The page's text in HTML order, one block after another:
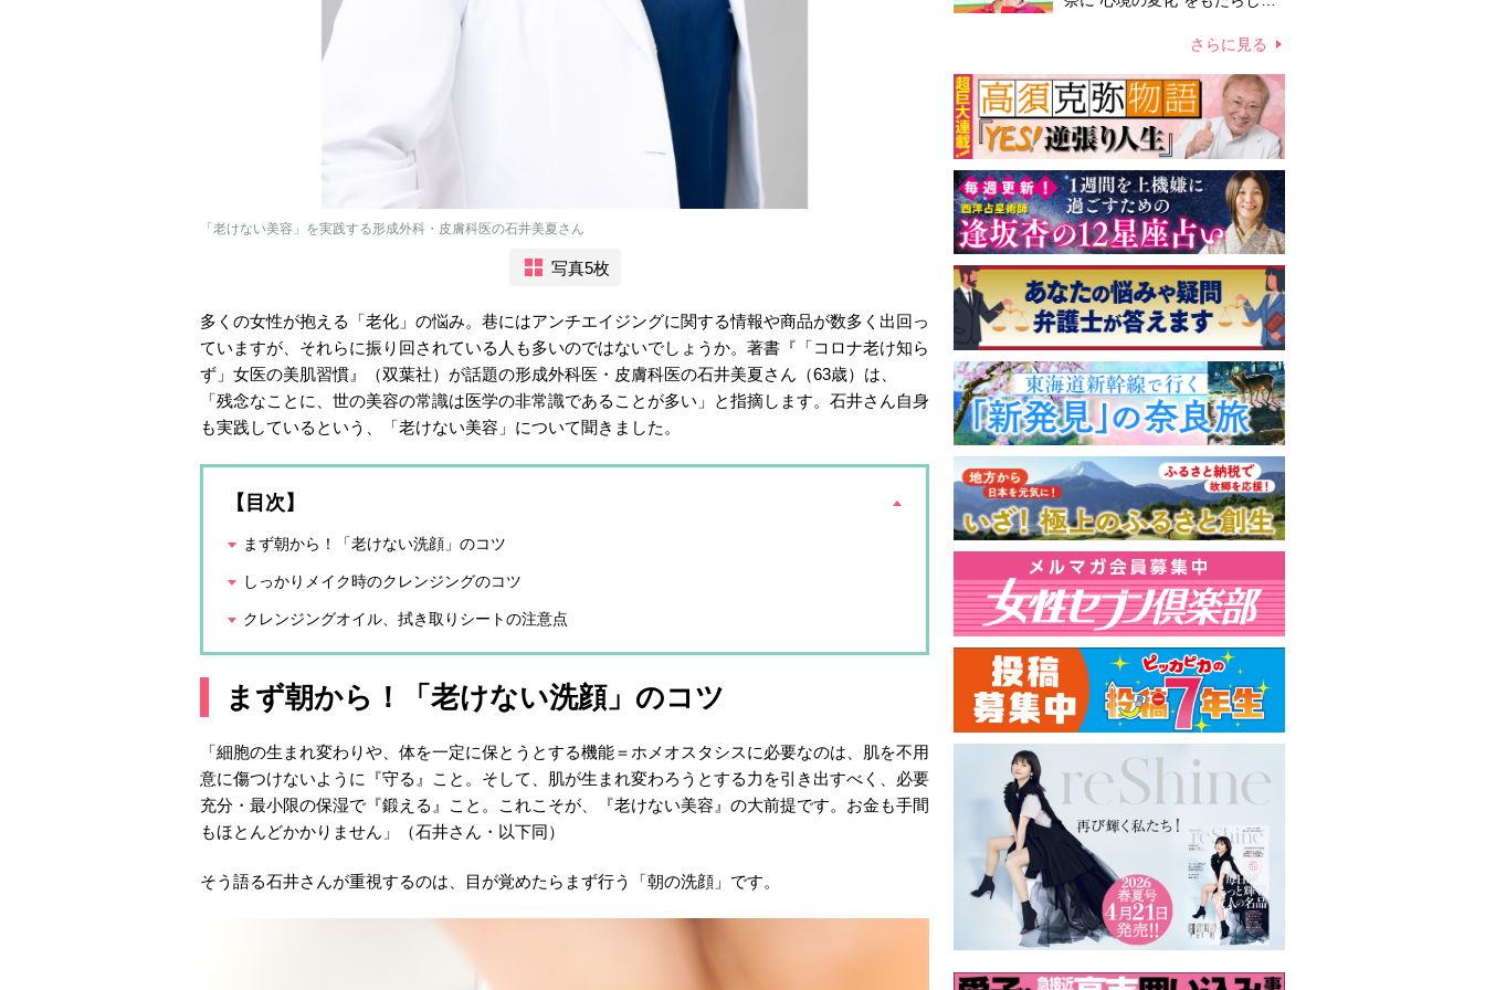
「老けない美容」を実践する形成外科・皮膚科医の石井美夏さん
写真5枚
多くの女性が抱える「老化」の悩み。巷にはアンチエイジングに関する情報や商品が数多く出回っ
ていますが、それらに振り回されている人も多いのではないでしょうか。著書『「コロナ老け知ら
ず」女医の美肌習慣』（双葉社）が話題の形成外科医・皮膚科医の石井美夏さん（63歳）は、
「残念なことに、世の美容の常識は医学の非常識であることが多い」と指摘します。石井さん自身
も実践しているという、「老けない美容」について聞きました。
【目次】
まず朝から！「老けない洗顔」のコツ
しっかりメイク時のクレンジングのコツ
クレンジングオイル、拭き取りシートの注意点
まず朝から！「老けない洗顔」のコツ
「細胞の生まれ変わりや、体を一定に保とうとする機能＝ホメオスタシスに必要なのは、肌を不用
意に傷つけないように『守る』こと。そして、肌が生まれ変わろうとする力を引き出すべく、必要
充分・最小限の保湿で『鍛える』こと。これこそが、『老けない美容』の大前提です。お金も手間
もほとんどかかりません」（石井さん・以下同）
そう語る石井さんが重視するのは、目が覚めたらまず行う「朝の洗顔」です。
って「がんに蝕まれる母」を演
さらに見る